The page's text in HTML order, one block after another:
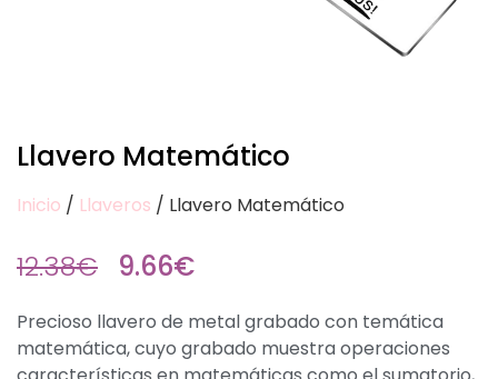
Llavero Matemático
Inicio / Llaveros / Llavero Matemático
12.38€ 9.66€
Precioso llavero de metal grabado con temática
matemática, cuyo grabado muestra operaciones